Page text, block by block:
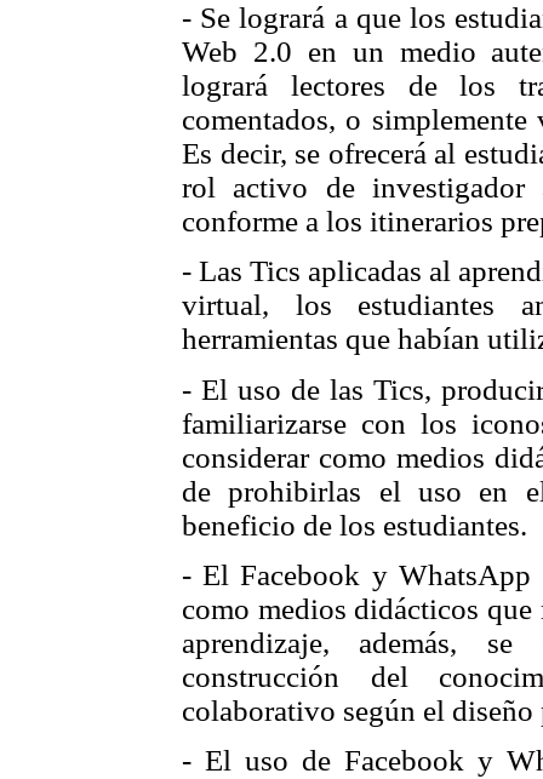
- Se logrará a que los
Web 2.0 en un medio
logrará lectores de los
comentados, o
Es decir, se ofrecerá al
rol activo de investigador
conforme a los itinerarios
- Las Tics aplicadas al
virtual, los estudiantes
herramientas que habían
- El uso de las Tics,
familiarizarse con los
considerar como medios
de prohibirlas el uso en
beneficio de los estudiantes.
- El Facebook y WhatsApp
como medios didácticos
aprendizaje, además,
construcción del
colaborativo según el diseño
- El uso de Facebook y